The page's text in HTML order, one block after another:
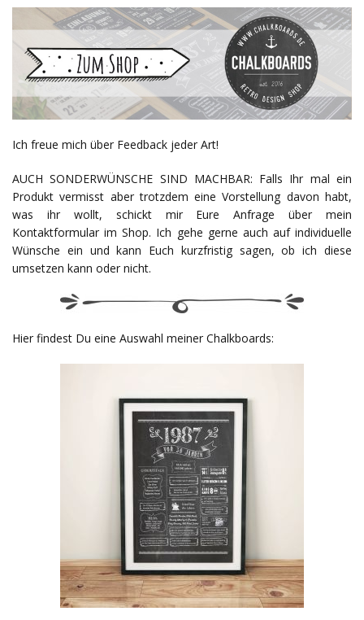
Ich freue mich über Feedback jeder Art!
AUCH SONDERWÜNSCHE SIND MACHBAR: Falls Ihr mal ein
Produkt vermisst aber trotzdem eine Vorstellung davon habt,
was ihr wollt, schickt mir Eure Anfrage über mein
Kontaktformular im Shop. Ich gehe gerne auch auf individuelle
Wünsche ein und kann Euch kurzfristig sagen, ob ich diese
umsetzen kann oder nicht.
Hier findest Du eine Auswahl meiner Chalkboards: